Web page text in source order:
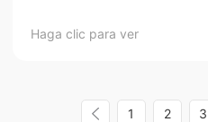
Haga clic para ver
1 2 3